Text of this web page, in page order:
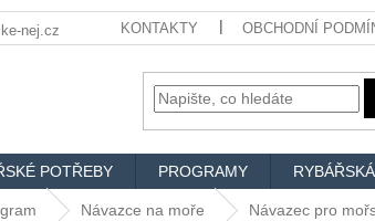
nej.cz KONTAKTY OBCHODNÍ
POTŘEBY PROGRAMY
Návazce na moře Návazec pro